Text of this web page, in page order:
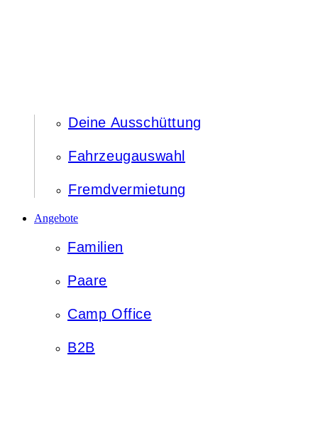
Deine Ausschüttung
Fahrzeugauswahl
Fremdvermietung
Angebote
Familien
Paare
Camp Office
B2B